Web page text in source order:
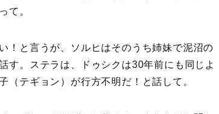
て。
！と言うが、ソルヒはそのうち姉妹で泥沼の
す。ステラは、ドゥシクは30年前にも同じよ
（テギョン）が行方不明だ！と話して。